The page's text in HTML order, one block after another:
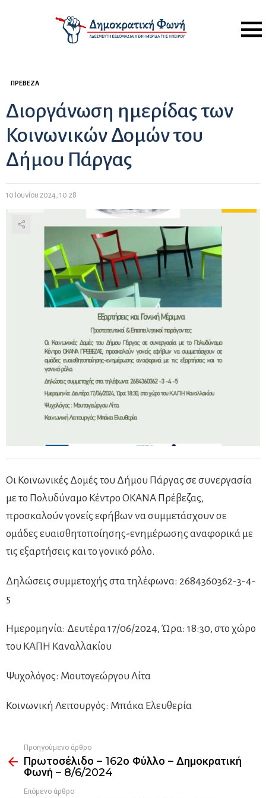
Menu
ΠΡΈΒΕΖΑ
Διοργάνωση ημερίδας των
Κοινωνικών Δομών του
Δήμου Πάργας
10 Ιουνίου 2024, 10:28
Οι Κοινωνικές Δομές του Δήμου Πάργας σε συνεργασία
με το Πολυδύναμο Κέντρο ΟΚΑΝΑ Πρέβεζας,
προσκαλούν γονείς εφήβων να συμμετάσχουν σε
ομάδες ευαισθητοποίησης-ενημέρωσης αναφορικά με
τις εξαρτήσεις και το γονικό ρόλο.
Δηλώσεις συμμετοχής στα τηλέφωνα: 2684360362-3-4-
5
Ημερομηνία: Δευτέρα 17/06/2024, Ώρα: 18:30, στο χώρο
του ΚΑΠΗ Καναλλακίου
Ψυχολόγος: Μουτογεώργου Λίτα
Κοινωνική Λειτουργός: Μπάκα Ελευθερία
more
Προηγούμενο άρθρο
Πρωτοσέλιδο – 162ο Φύλλο – Δημοκρατική
Φωνή – 8/6/2024
Επόμενο άρθρο